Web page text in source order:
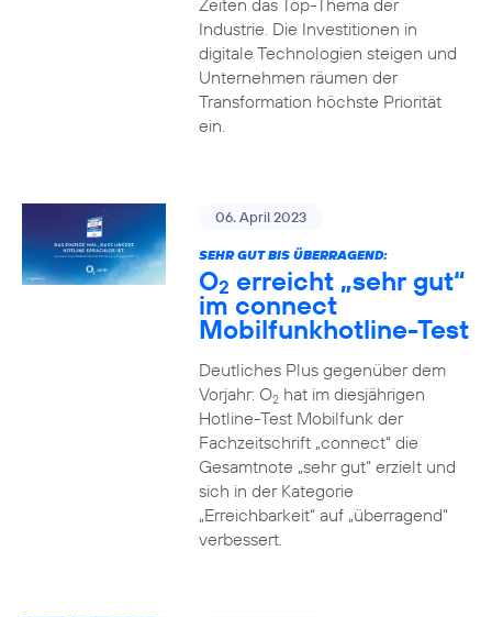
Zeiten das Top-Thema der
Industrie. Die Investitionen in
digitale Technologien steigen und
Unternehmen räumen der
Transformation höchste Priorität
ein.
06. April 2023
SEHR GUT BIS ÜBERRAGEND:
O2 erreicht „sehr gut“
im connect
Mobilfunkhotline-Test
Deutliches Plus gegenüber dem
Vorjahr: O2hat im diesjährigen
Hotline-Test Mobilfunk der
Fachzeitschrift „connect“ die
Gesamtnote „sehr gut“ erzielt und
sich in der Kategorie
„Erreichbarkeit“ auf „überragend“
verbessert.